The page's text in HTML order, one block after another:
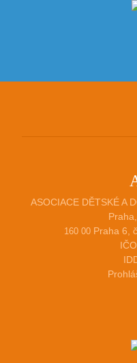
ASOCIACE DĚTSKÉ A
160 00 Praha 6,